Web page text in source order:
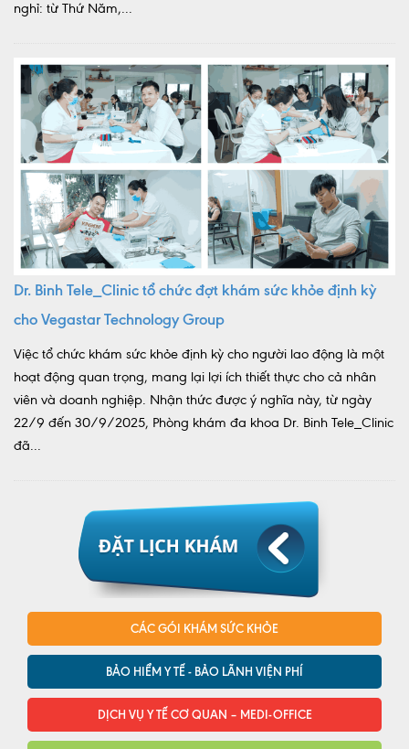
nghỉ: từ Thứ Năm,...
Dr. Binh Tele_Clinic tổ chức đợt khám sức khỏe định kỳ
cho Vegastar Technology Group
Việc tổ chức khám sức khỏe định kỳ cho người lao động là một
hoạt động quan trọng, mang lại lợi ích thiết thực cho cả nhân
viên và doanh nghiệp. Nhận thức được ý nghĩa này, từ ngày
22/9 đến 30/9/2025, Phòng khám đa khoa Dr. Binh Tele_Clinic
đã...
CÁC GÓI KHÁM SỨC KHỎE
BẢO HIỂM Y TẾ - BẢO LÃNH VIỆN PHÍ
DỊCH VỤ Y TẾ CƠ QUAN – MEDI-OFFICE